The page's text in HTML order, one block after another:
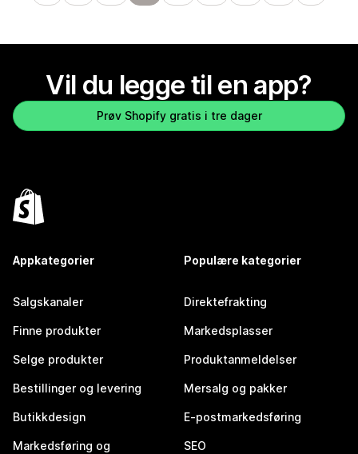
Vil du legge til en app?
Prøv Shopify gratis i tre dager
Appkategorier
Salgskanaler
Finne produkter
Selge produkter
Bestillinger og levering
Butikkdesign
Markedsføring og
Populære kategorier
Direktefrakting
Markedsplasser
Produktanmeldelser
Mersalg og pakker
E-postmarkedsføring
SEO